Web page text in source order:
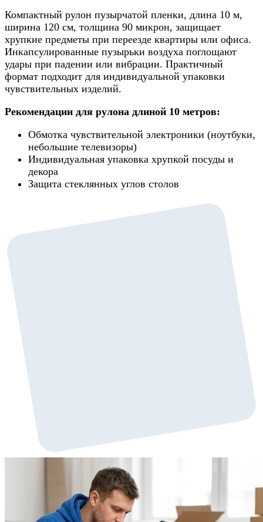
Компактный рулон пузырчатой пленки, длина 10 м,
ширина 120 см, толщина 90 микрон, защищает
хрупкие предметы при переезде квартиры или офиса.
Инкапсулированные пузырьки воздуха поглощают
удары при падении или вибрации. Практичный
формат подходит для индивидуальной упаковки
чувствительных изделий.
Рекомендации для рулона длиной 10 метров:
Обмотка чувствительной электроники (ноутбуки,
небольшие телевизоры)
Индивидуальная упаковка хрупкой посуды и
декора
Защита стеклянных углов столов